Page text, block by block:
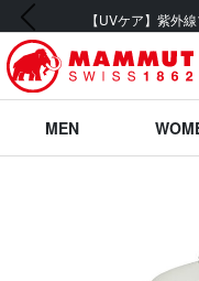
会員登録
前の画像
MEN